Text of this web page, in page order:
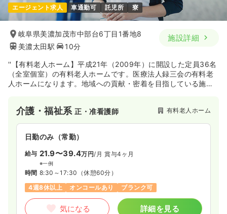
エージェント求人 車通勤可 託児所 寮
岐阜県美濃加茂市中部台6丁目1番地8
美濃太田駅
10分
施設詳細
''【有料老人ホーム】平成21年（2009年）に開設した定員36名
（全室個室）の有料老人ホームです。医療法人録三会の有料老
人ホームになります。地域への貢献・密着を目指している施設
介護・福祉系正・准看護師 有料老人ホーム
日勤のみ（常勤）
給与 21.9〜39.4万円/月 賞与4ヶ月
※一例
時間 8:30～17:30 （休憩60分）
4週8休以上
オンコールあり ブランク可
気になる 詳細を見る